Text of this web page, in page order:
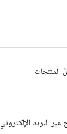
المنتجات
عبر البريد الإلكتروني